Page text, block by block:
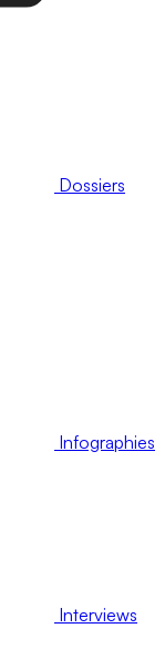
Dossiers
Infographies
Interviews